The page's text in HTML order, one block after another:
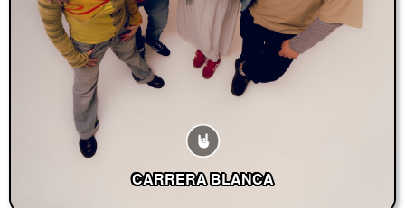
CARRERA BLANCA